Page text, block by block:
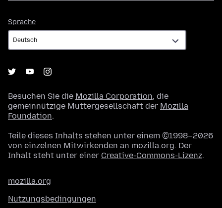
Sprache
Besuchen Sie die Mozilla Corporation, die
gemeinnützige Muttergesellschaft der Mozilla
Foundation.
Teile dieses Inhalts stehen unter einem ©1998–2026
von einzelnen Mitwirkenden an mozilla.org. Der
Inhalt steht unter einer Creative-Commons-Lizenz.
mozilla.org
Nutzungsbedingungen